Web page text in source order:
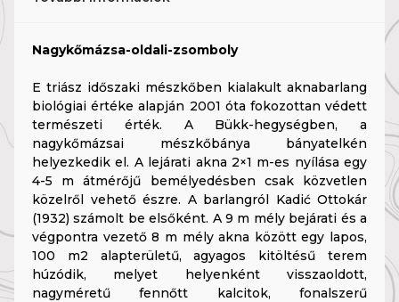
Nagykőmázsa-oldali-zsomboly
E triász időszaki mészkőben kialakult aknabarlang
biológiai értéke alapján 2001 óta fokozottan védett
természeti érték. A Bükk-hegységben, a
nagykőmázsai mészkőbánya bányatelkén
helyezkedik el. A lejárati akna 2×1 m-es nyílása egy
4-5 m átmérőjű bemélyedésben csak közvetlen
közelről vehető észre. A barlangról Kadić Ottokár
(1932) számolt be elsőként. A 9 m mély bejárati és a
végpontra vezető 8 m mély akna között egy lapos,
100 m2 alapterületű, agyagos kitöltésű terem
húzódik, melyet helyenként visszaoldott,
nagyméretű fennőtt kalcitok, fonalszerű